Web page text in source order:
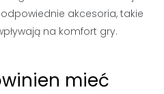
akcesoria, takie
na komfort gry.
mieć